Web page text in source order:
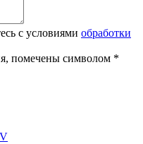
с условиями обработки
помечены символом *